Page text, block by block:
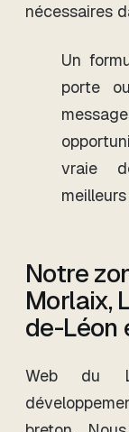
nécessaires
Un
porte
vraie
Notre
Morlaix,
de-Léon
Web du